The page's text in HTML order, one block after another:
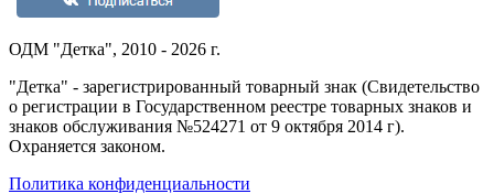
ОДМ "Детка", 2010 - 2026 г.
"Детка" - зарегистрированный товарный знак (Свидетельство
о регистрации в Государственном реестре товарных знаков и
знаков обслуживания №524271 от 9 октября 2014 г).
Охраняется законом.
Политика конфиденциальности